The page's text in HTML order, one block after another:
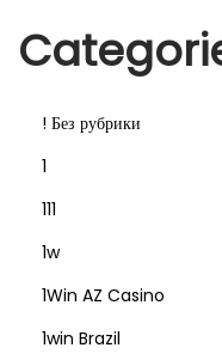
! Без рубрики
1
111
1w
1Win AZ Casino
1win Brazil